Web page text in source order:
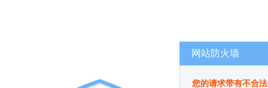
网站防火墙
您的请求带有不合